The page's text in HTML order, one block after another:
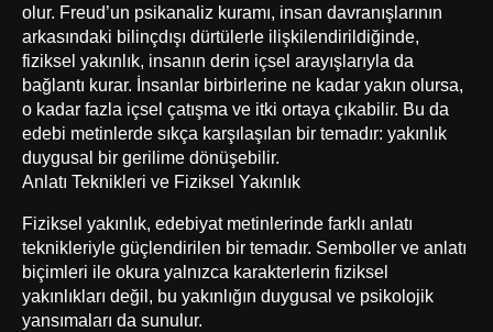
olur. Freud’un psikanaliz kuramı, insan davranışlarının
arkasındaki bilinçdışı dürtülerle ilişkilendirildiğinde,
fiziksel yakınlık, insanın derin içsel arayışlarıyla da
bağlantı kurar. İnsanlar birbirlerine ne kadar yakın olursa,
o kadar fazla içsel çatışma ve itki ortaya çıkabilir. Bu da
edebi metinlerde sıkça karşılaşılan bir temadır: yakınlık
duygusal bir gerilime dönüşebilir.
Anlatı Teknikleri ve Fiziksel Yakınlık
Fiziksel yakınlık, edebiyat metinlerinde farklı anlatı
teknikleriyle güçlendirilen bir temadır. Semboller ve anlatı
biçimleri ile okura yalnızca karakterlerin fiziksel
yakınlıkları değil, bu yakınlığın duygusal ve psikolojik
yansımaları da sunulur.